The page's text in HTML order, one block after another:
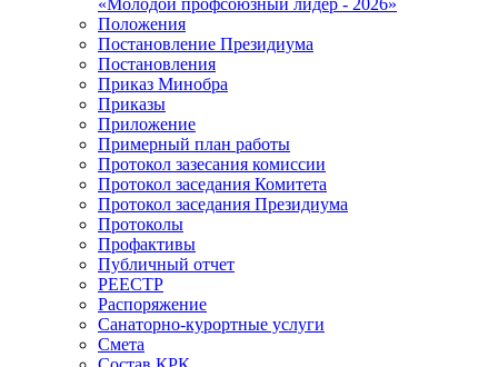
«Молодой профсоюзный лидер - 2026»
Положения
Постановление Президиума
Постановления
Приказ Минобра
Приказы
Приложение
Примерный план работы
Протокол зазесания комиссии
Протокол заседания Комитета
Протокол заседания Президиума
Протоколы
Профактивы
Публичный отчет
РЕЕСТР
Распоряжение
Санаторно-курортные услуги
Смета